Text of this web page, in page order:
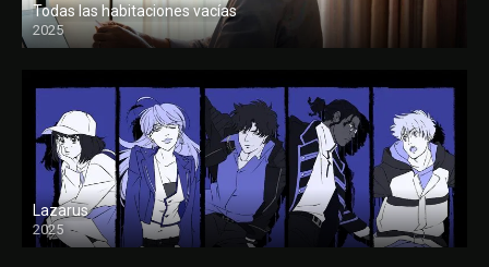
Todas las habitaciones vacías
2025
FULL HD
Lazarus
2025